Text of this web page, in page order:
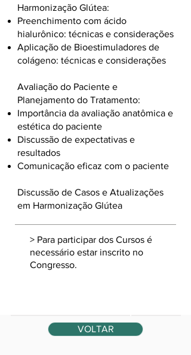
Valores de Inscrição Curso
Pré-Congresso Estética 2024
27/06/2024
PARCELAMENTO 3X
CURSO 2H
VOLTAR
Harmonização Glútea:
Preenchimento com ácido
hialurônico: técnicas e considerações
Aplicação de Bioestimuladores de
colágeno: técnicas e considerações
Avaliação do Paciente e
Planejamento do Tratamento:
Importância da avaliação anatômica e
estética do paciente
Discussão de expectativas e
resultados
Comunicação eficaz com o paciente
Discussão de Casos e Atualizações
em Harmonização Glútea
> Para participar dos Cursos é
necessário estar inscrito no
Congresso.